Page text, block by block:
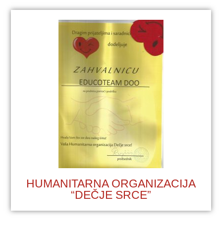
HUMANITARNA ORGANIZACIJA
“DEČJE SRCE”